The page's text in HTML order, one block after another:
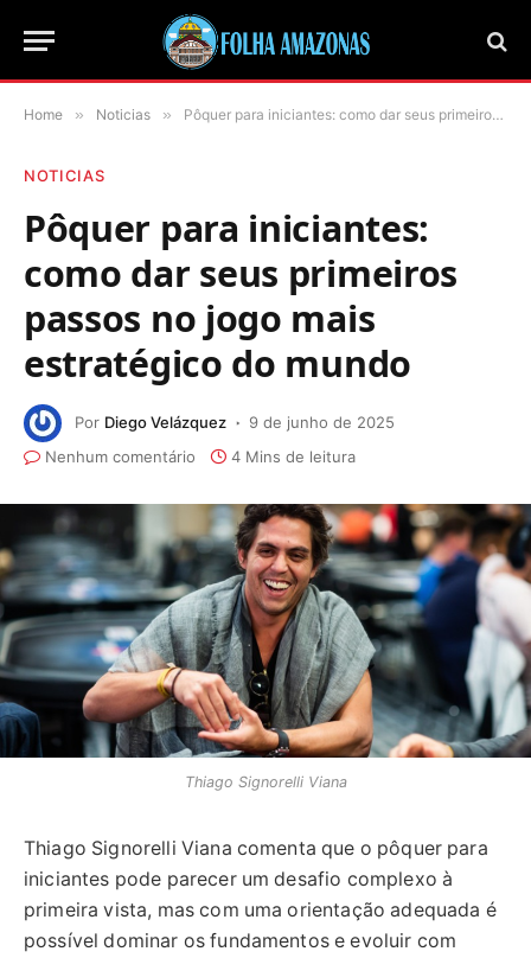
Home » Noticias » Pôquer para iniciantes: como dar seus primeiros passos no jogo mais estratégico do mundo
NOTICIAS
Pôquer para iniciantes:
como dar seus primeiros
passos no jogo mais
estratégico do mundo
Por Diego Velázquez
9 de junho de 2025
Nenhum comentário
4 Mins de leitura
Thiago Signorelli Viana
Thiago Signorelli Viana comenta que o pôquer para
iniciantes pode parecer um desafio complexo à
primeira vista, mas com uma orientação adequada é
possível dominar os fundamentos e evoluir com